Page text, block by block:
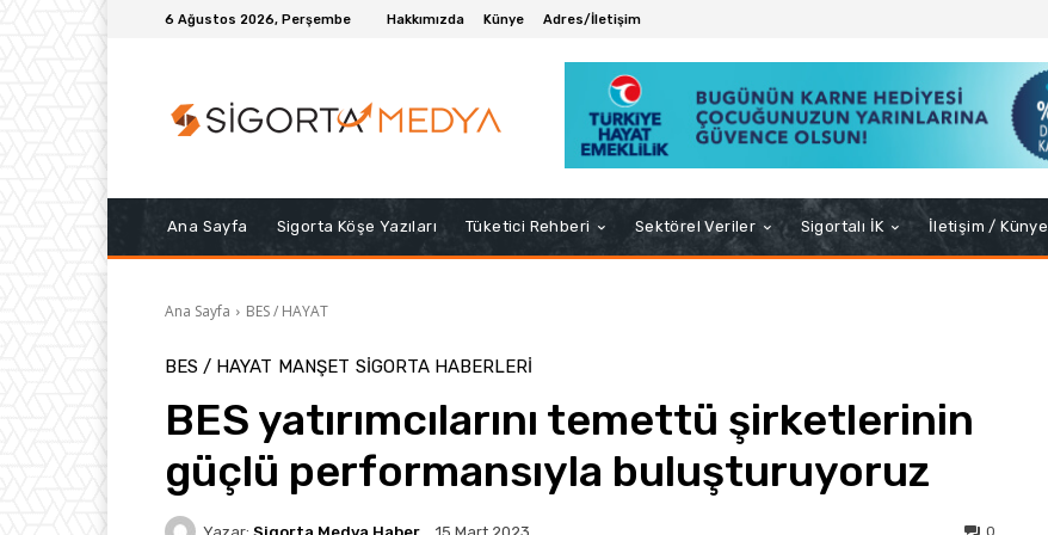
6 Ağustos 2026, Perşembe Hakkımızda Künye Adres/İletişim
Ana Sayfa Sigorta Köşe Yazıları Tüketici Rehberi Sektörel Veriler Sigortalı İK İletişim / Künye
Ana Sayfa BES / HAYAT
BES / HAYAT MANŞET SIGORTA HABERLERI
BES yatırımcılarını temettü şirketlerinin
güçlü performansıyla buluşturuyoruz